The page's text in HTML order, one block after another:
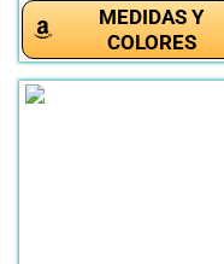
MEDIDAS Y
COLORES